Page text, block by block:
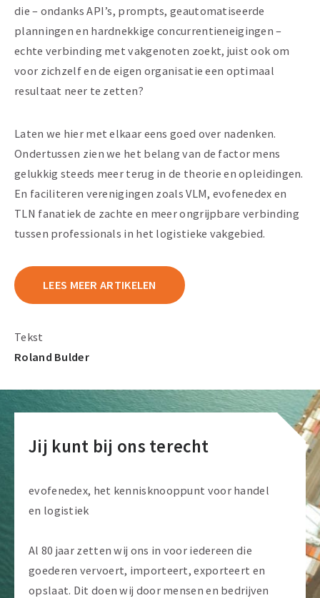
die – ondanks API’s, prompts, geautomatiseerde
planningen en hardnekkige concurrentieneigingen –
echte verbinding met vakgenoten zoekt, juist ook om
voor zichzelf en de eigen organisatie een optimaal
resultaat neer te zetten?
Laten we hier met elkaar eens goed over nadenken.
Ondertussen zien we het belang van de factor mens
gelukkig steeds meer terug in de theorie en opleidingen.
En faciliteren verenigingen zoals VLM, evofenedex en
TLN fanatiek de zachte en meer ongrijpbare verbinding
tussen professionals in het logistieke vakgebied.
LEES MEER ARTIKELEN
Tekst
Roland Bulder
Jij kunt bij ons terecht
evofenedex, het kennisknooppunt voor handel
en logistiek
Al 80 jaar zetten wij ons in voor iedereen die
goederen vervoert, importeert, exporteert en
opslaat. Dit doen wij door mensen en bedrijven